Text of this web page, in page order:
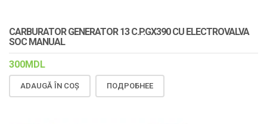
CARBURATOR GENERATOR 13 C.P.GX390 CU ELECTROVALVA
SOC MANUAL
300MDL
ADAUGĂ ÎN COȘ ПОДРОБНЕЕ